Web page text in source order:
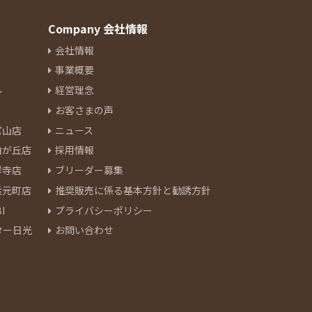
店
丘店
店
町店
日光
Company 会社情報
会社情報
事業概要
経営理念
お客さまの声
ニュース
採用情報
ブリーダー募集
推奨販売に係る基本方針と勧誘方針
プライバシーポリシー
お問い合わせ